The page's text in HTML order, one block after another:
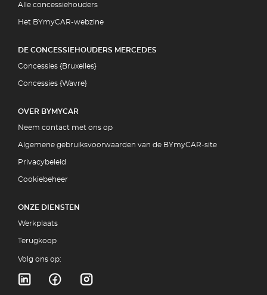
Alle concessiehouders
Het BYmyCAR-webzine
DE CONCESSIEHOUDERS MERCEDES
Concessies {Bruxelles}
Concessies {Wavre}
OVER BYMYCAR
Neem contact met ons op
Algemene gebruiksvoorwaarden van de BYmyCAR-site
Privacybeleid
Cookiebeheer
ONZE DIENSTEN
Werkplaats
Terugkoop
Volg ons op: